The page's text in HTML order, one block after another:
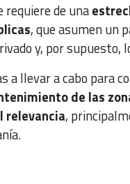
de una
, que asumen un
y, por supuesto,
a llevar a cabo para
de las
relevancia,